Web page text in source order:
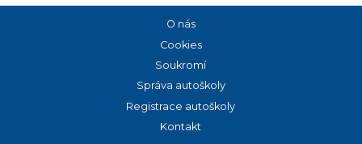
O nás
Cookies
Soukromí
Správa autoškoly
Registrace autoškoly
Kontakt